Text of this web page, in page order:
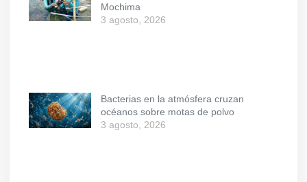
Mochima
3 agosto, 2026
Bacterias en la atmósfera cruzan
océanos sobre motas de polvo
3 agosto, 2026